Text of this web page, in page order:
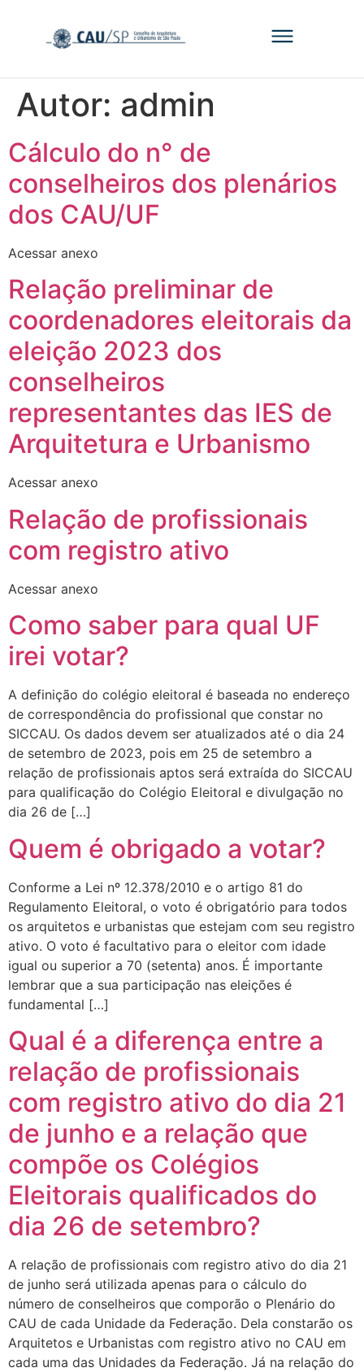
Autor: admin
Cálculo do n° de
conselheiros dos plenários
dos CAU/UF
Acessar anexo
Relação preliminar de
coordenadores eleitorais da
eleição 2023 dos
conselheiros
representantes das IES de
Arquitetura e Urbanismo
Acessar anexo
Relação de profissionais
com registro ativo
Acessar anexo
Como saber para qual UF
irei votar?
A definição do colégio eleitoral é baseada no endereço
de correspondência do profissional que constar no
SICCAU. Os dados devem ser atualizados até o dia 24
de setembro de 2023, pois em 25 de setembro a
relação de profissionais aptos será extraída do SICCAU
para qualificação do Colégio Eleitoral e divulgação no
dia 26 de […]
Quem é obrigado a votar?
Conforme a Lei nº 12.378/2010 e o artigo 81 do
Regulamento Eleitoral, o voto é obrigatório para todos
os arquitetos e urbanistas que estejam com seu registro
ativo. O voto é facultativo para o eleitor com idade
igual ou superior a 70 (setenta) anos. É importante
lembrar que a sua participação nas eleições é
fundamental […]
Qual é a diferença entre a
relação de profissionais
com registro ativo do dia 21
de junho e a relação que
compõe os Colégios
Eleitorais qualificados do
dia 26 de setembro?
A relação de profissionais com registro ativo do dia 21
de junho será utilizada apenas para o cálculo do
número de conselheiros que comporão o Plenário do
CAU de cada Unidade da Federação. Dela constarão os
Arquitetos e Urbanistas com registro ativo no CAU em
cada uma das Unidades da Federação. Já na relação do